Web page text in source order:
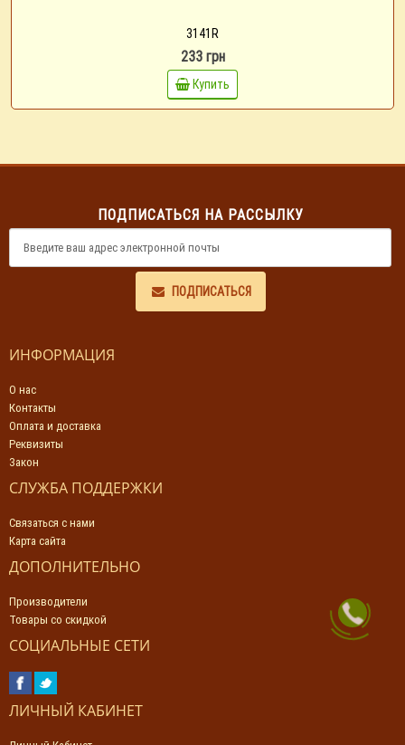
3141R
233 грн
Купить
ПОДПИСАТЬСЯ НА РАССЫЛКУ
ПОДПИСАТЬСЯ
ИНФОРМАЦИЯ
О нас
Контакты
Оплата и доставка
Реквизиты
Закон
СЛУЖБА ПОДДЕРЖКИ
Связаться с нами
Карта сайта
ДОПОЛНИТЕЛЬНО
Производители
Товары со скидкой
СОЦИАЛЬНЫЕ СЕТИ
ЛИЧНЫЙ КАБИНЕТ